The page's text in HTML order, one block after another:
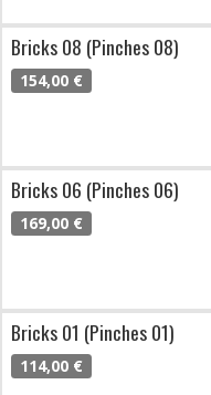
Bricks 08 (Pinches 08)
154,00 €
Bricks 06 (Pinches 06)
169,00 €
Bricks 01 (Pinches 01)
114,00 €